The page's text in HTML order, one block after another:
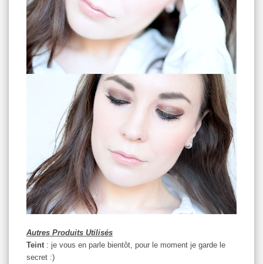
Autres Produits Utilisés
Teint : je vous en parle bientôt, pour le moment je garde le
secret :)